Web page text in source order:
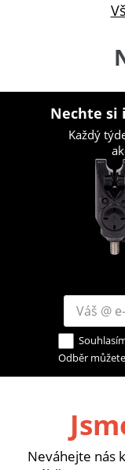
Nechte si
Každý
Odběr
Neváhejte nás